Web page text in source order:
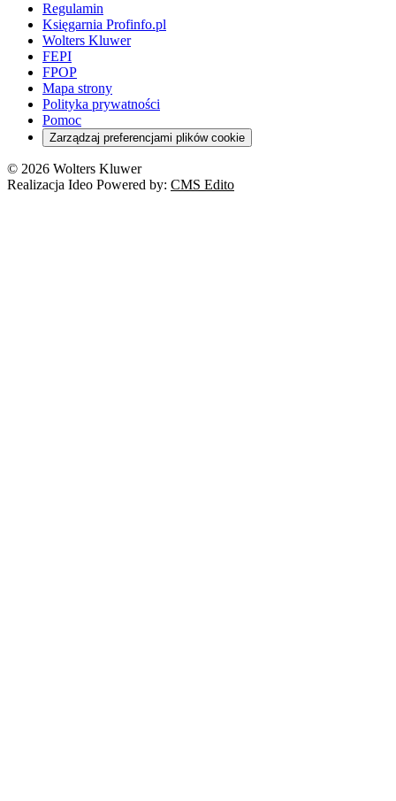
Regulamin
Księgarnia Profinfo.pl
Wolters Kluwer
FEPI
FPOP
Mapa strony
Polityka prywatności
Pomoc
Zarządzaj preferencjami plików cookie
© 2026 Wolters Kluwer
Realizacja Ideo Powered by: CMS Edito